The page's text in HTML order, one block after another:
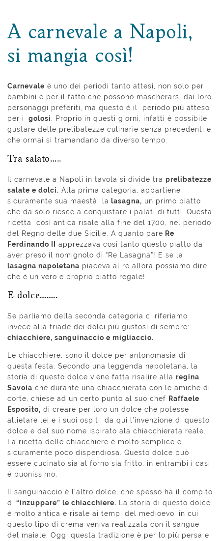
A carnevale a Napoli,
si mangia così!
Carnevale è uno dei periodi tanto attesi, non solo per i
bambini e per il fatto che possono mascherarsi dai loro
personaggi preferiti, ma questo è il periodo più atteso
per i
golosi
. Proprio in questi giorni, infatti è possibile
gustare delle prelibatezze culinarie senza precedenti e
che ormai si tramandano da diverso tempo.
Tra salato…..
Il carnevale a Napoli in tavola si divide tra prelibatezze
salate e dolci. Alla prima categoria, appartiene
sicuramente sua maestà la lasagna, un primo piatto
che da solo riesce a conquistare i palati di tutti. Questa
ricetta così antica risale alla fine del 1700, nel periodo
del Regno delle due Sicilie. A quanto pare Re
Ferdinando II
apprezzava così tanto questo piatto da
aver preso il nomignolo di “Re Lasagna”! E se la
lasagna napoletana piaceva al re allora possiamo dire
che è un vero e proprio piatto regale!
E dolce……..
Se parliamo della seconda categoria ci riferiamo
invece alla triade dei dolci più gustosi di sempre:
chiacchiere, sanguinaccio e migliaccio.
Le chiacchiere, sono il dolce per antonomasia di
questa festa. Secondo una leggenda napoletana, la
storia di questo dolce viene fatta risalire alla regina
Savoia che durante una chiacchierata con le amiche di
corte, chiese ad un certo punto al suo chef Raffaele
Esposito, di creare per loro un dolce che potesse
allietare lei e i suoi ospiti, da qui l’invenzione di questo
dolce e del suo nome ispirato ala chiacchierata reale.
La ricetta delle chiacchiere è molto semplice e
sicuramente poco dispendiosa. Questo dolce può
essere cucinato sia al forno sia fritto, in entrambi i casi
è buonissimo.
Il sanguinaccio è l’altro dolce, che spesso ha il compito
di “inzuppare” le chiacchiere. La storia di questo dolce
è molto antica e risale ai tempi del medioevo, in cui
questo tipo di crema veniva realizzata con il sangue
del maiale. Oggi questa tradizione è per lo più persa e